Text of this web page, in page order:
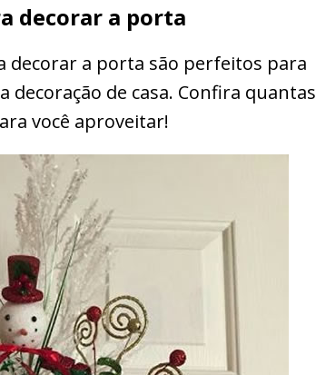
decorar a porta
decorar a porta são perfeitos para
de casa. Confira quantas
você aproveitar!